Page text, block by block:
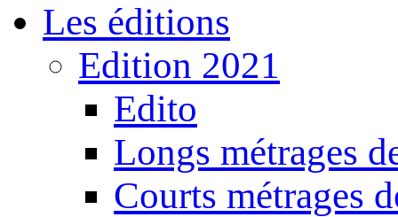
Les éditions
Edition 2021
Edito
Longs métrages
Courts métrages